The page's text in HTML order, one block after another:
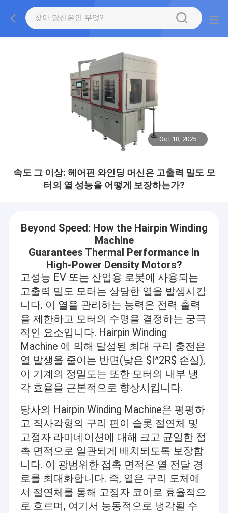
Oct 18, 2025
속도 그 이상: 헤어핀 와인딩 머신은 고출력 밀도 모
터의 열 성능을 어떻게 보장하는가?
Beyond Speed: How the Hairpin Winding
Machine
Guarantees Thermal Performance in
High-Power Density Motors?
고성능 EV 또는 산업용 로봇에 사용되는
고출력 밀도 모터는 상당한 열을 발생시킵
니다. 이 열을 관리하는 능력은 전력 출력
을 제한하고 모터의 수명을 결정하는 궁극
적인 요소입니다. Hairpin Winding
Machine 에 의해 달성된 최대 구리 충전은
열 발생을 줄이는 반면(낮은 $I^2R$ 손실),
이 기계의 정밀도는 또한 모터의 내부 냉
각 효율을 근본적으로 향상시킵니다.
당사의 Hairpin Winding Machine은 평평하
고 직사각형의 구리 핀이 슬롯 절연체 및
고정자 라미네이션에 대해 크고 균일한 접
촉 면적으로 일관되게 배치되도록 보장합
니다. 이 광범위한 접촉 면적은 열 전달 경
로를 최대화합니다. 즉, 열은 구리 도체에
서 절연체를 통해 고정자 코어로 효율적으
로 흐르며, 여기서 능동적으로 냉각될 수